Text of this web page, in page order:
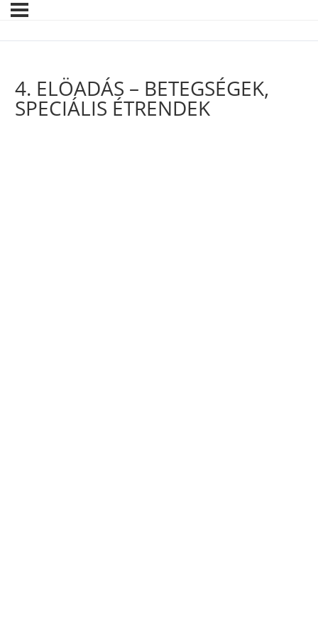
4. ELÖADÁS – BETEGSÉGEK,
SPECIÁLIS ÉTRENDEK